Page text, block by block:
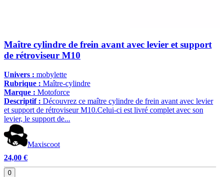
Maître cylindre de frein avant avec levier et support
de rétroviseur M10
Univers : mobylette
Rubrique : Maître-cylindre
Marque : Motoforce
Descriptif : Découvrez ce maître cylindre de frein avant avec levier
et support de rétroviseur M10.Celui-ci est livré complet avec son
levier, le support de...
Maxiscoot
24,00 €
0